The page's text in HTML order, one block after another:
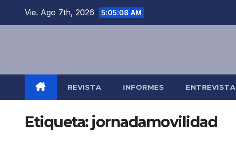
Vie. Ago 7th, 2026 5:05:08 AM
REVISTA INFORMES ENTREVISTA
Etiqueta: jornadamovilidad